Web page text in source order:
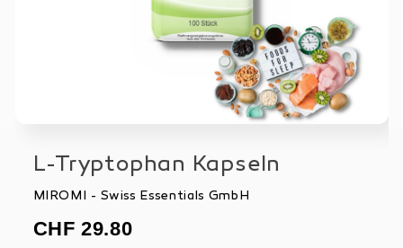
L-Tryptophan Kapseln
MIROMI - Swiss Essentials GmbH
CHF 29.80